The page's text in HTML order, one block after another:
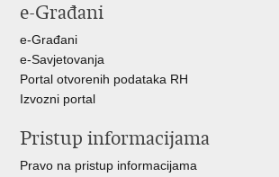
FacebookuTwitteru
e-Građani
e-Građani
e-Savjetovanja
Portal otvorenih podataka RH
Izvozni portal
Pristup informacijama
Pravo na pristup informacijama